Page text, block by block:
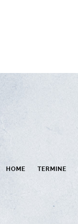
HOME TERMINE